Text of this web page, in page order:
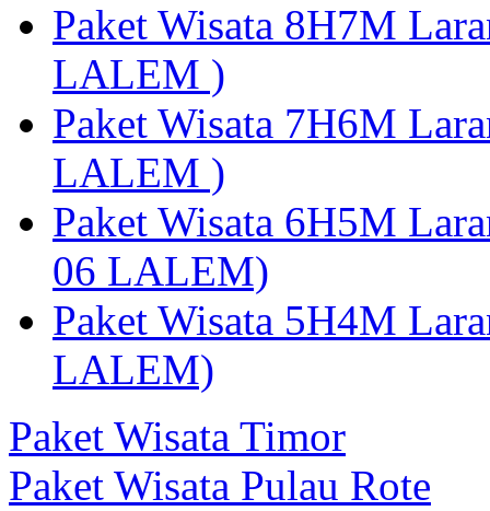
Paket Wisata 8H7M
LALEM )
Paket Wisata 7H6M
LALEM )
Paket Wisata 6H5M
06 LALEM)
Paket Wisata 5H4M
LALEM)
Paket Wisata Timor
Paket Wisata Pulau Rote